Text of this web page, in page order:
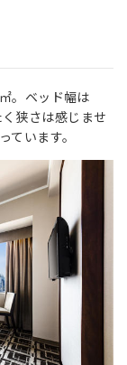
。ベッド幅は
狭さは感じませ
います。